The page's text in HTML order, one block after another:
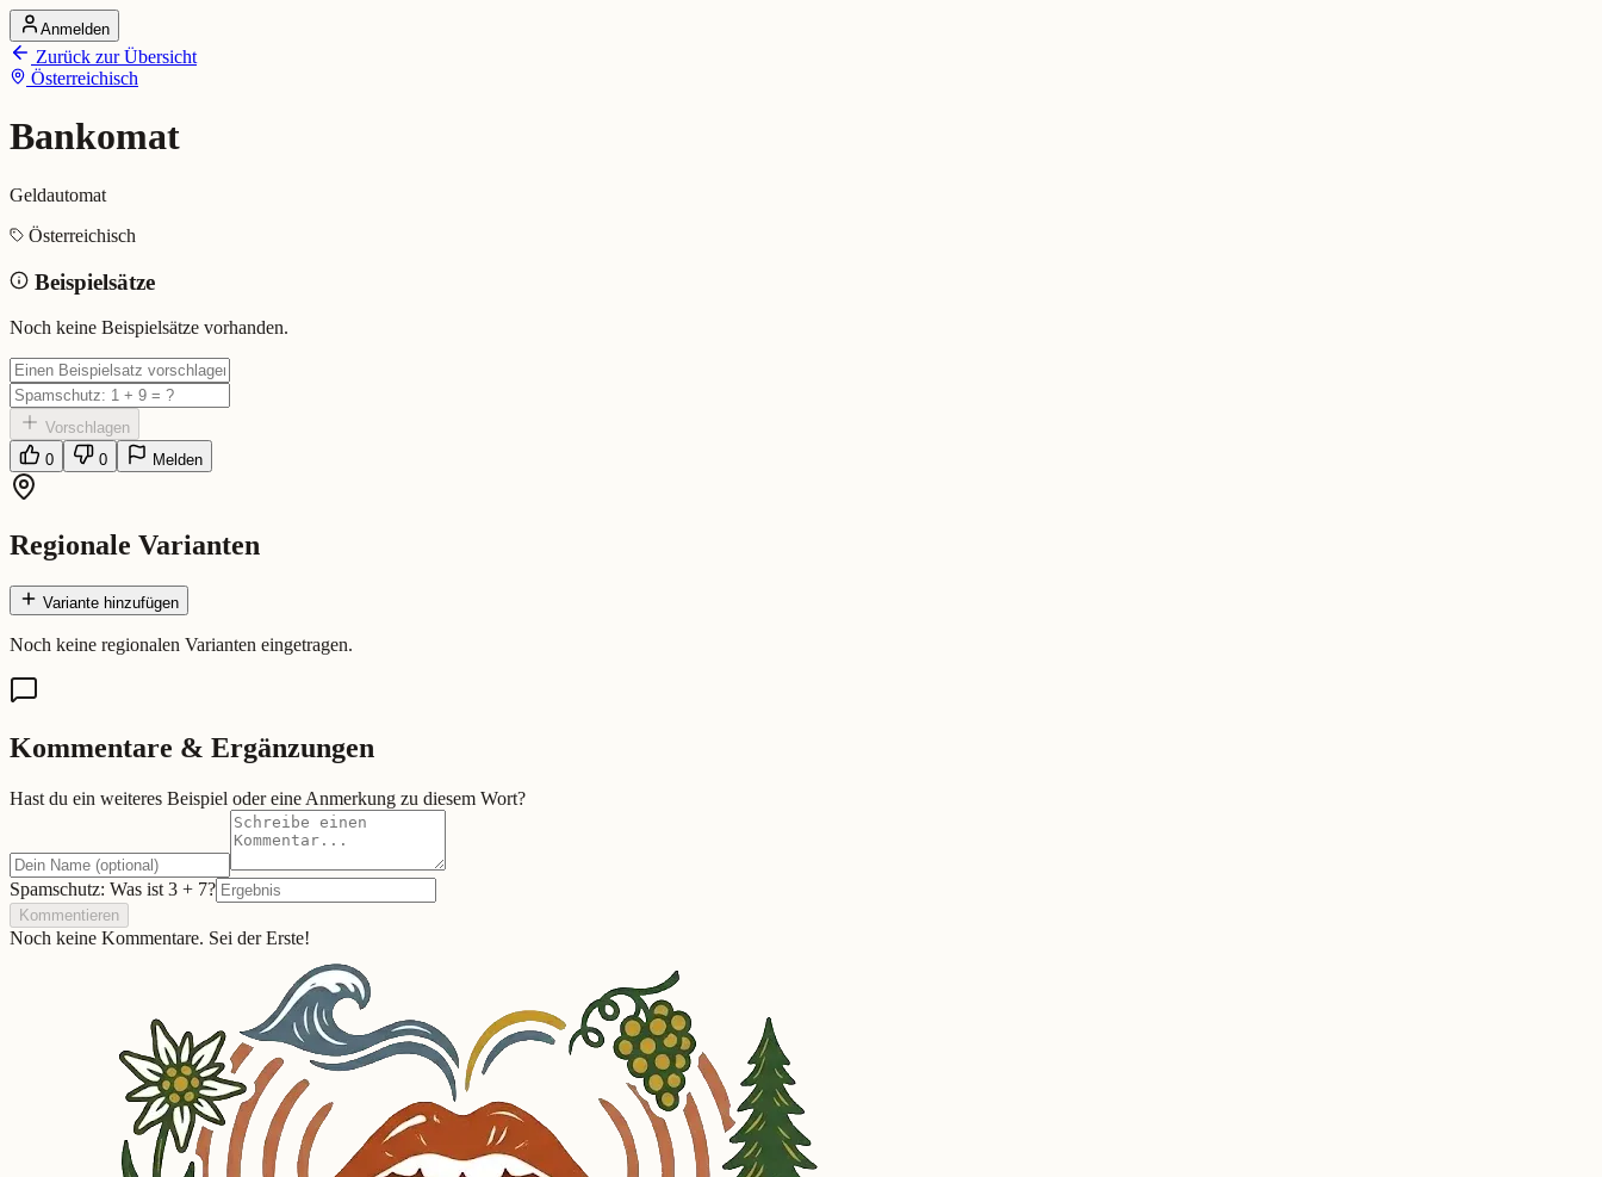
Startseite
Alle Dialekte
Dialekte vergleichen
Dialekt-Karte
Ranking
Bankomat (Österreichisch)
Bedeutung: Geldautomat
Eingereicht von: Mundwerk Team
Anmelden
Zurück zur Übersicht
Österreichisch
Bankomat
Geldautomat
Österreichisch
Beispielsätze
Noch keine Beispielsätze vorhanden.
Vorschlagen
0
0 Melden
Regionale Varianten
Variante hinzufügen
Noch keine regionalen Varianten eingetragen.
Kommentare & Ergänzungen
Hast du ein weiteres Beispiel oder eine Anmerkung zu diesem Wort?
Spamschutz: Was ist 3 + 7?
Kommentieren
Noch keine Kommentare. Sei der Erste!